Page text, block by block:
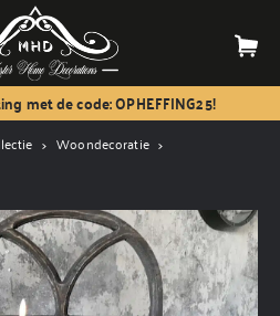
met de code: OPHEFFING25!
Woondecoratie